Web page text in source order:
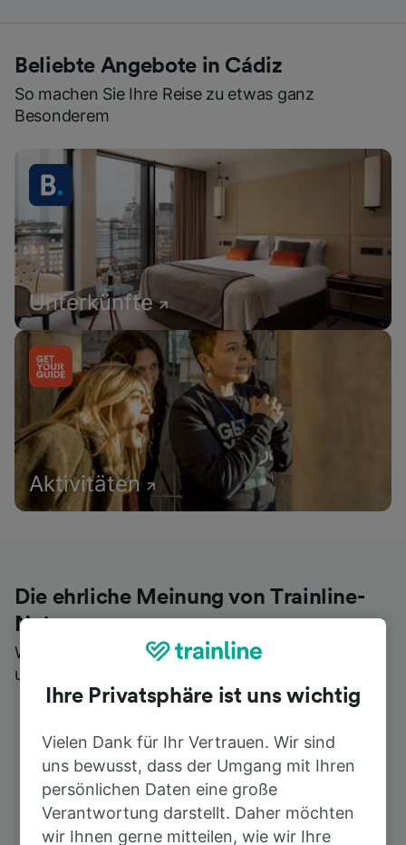
Beliebte Angebote in Cádiz
So machen Sie Ihre Reise zu etwas ganz
Besonderem
Unterkünfte
Aktivitäten
Die ehrliche Meinung von Trainline-
Nutzern
Wer könnte Ihnen besseres Feedback geben als
unsere Kunden selbst?
Ihre Privatsphäre ist uns wichtig
Vielen Dank für Ihr Vertrauen. Wir sind
uns bewusst, dass der Umgang mit Ihren
persönlichen Daten eine große
Verantwortung darstellt. Daher möchten
wir Ihnen gerne mitteilen, wie wir Ihre